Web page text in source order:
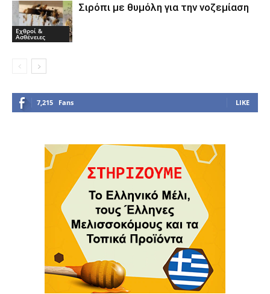
Εχθροί &
Ασθένειες
Σιρόπι με θυμόλη για την νοζεμίαση
7,215 Fans LIKE